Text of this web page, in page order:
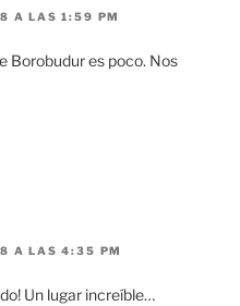
A LAS 1:59 PM
Borobudur es poco. Nos
A LAS 4:35 PM
Un lugar increíble…